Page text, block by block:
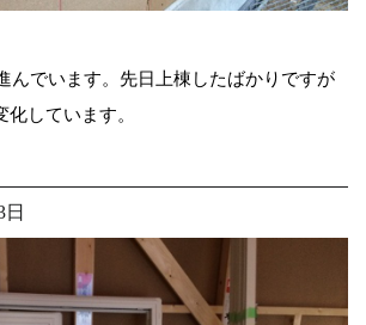
んでいます。先日上棟したばかりですが
しています。